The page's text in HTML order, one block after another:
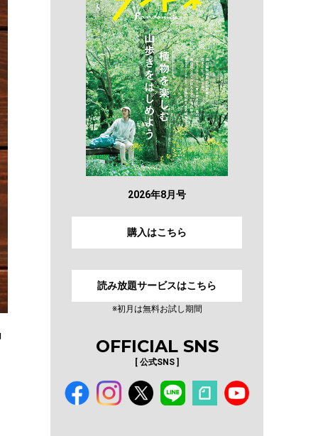
2026年8月号
購入はこちら
読み放題サービスはこちら
※初月は無料お試し期間
OFFICIAL SNS
[ 公式SNS ]